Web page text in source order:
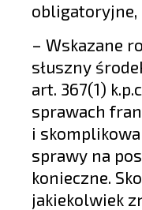
obligatoryjne,
– Wskazane
słuszny
art. 367(1)
sprawach
i
sprawy na
konieczne.
jakiekolwiek